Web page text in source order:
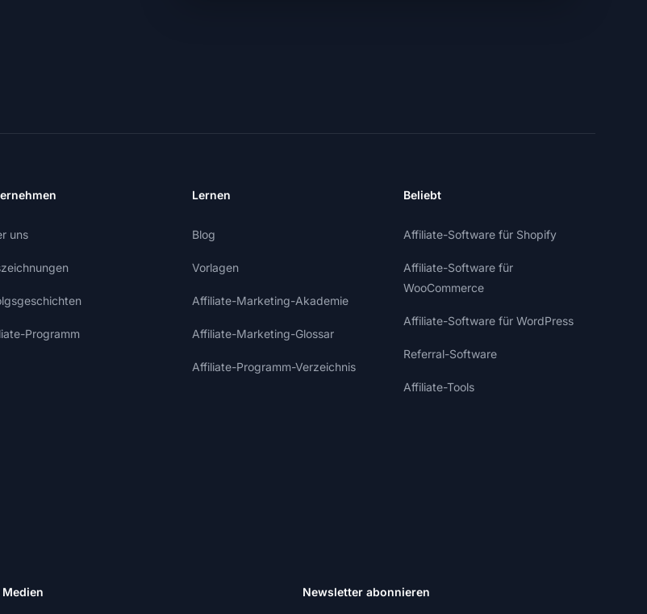
uns
Programm
Lernen
Blog
Vorlagen
Affiliate-Marketing-Akademie
Affiliate-Marketing-Glossar
Affiliate-Programm-Verzeichnis
Beliebt
Affiliate-Software für Shopify
Affiliate-Software für
WooCommerce
Affiliate-Software für WordPress
Referral-Software
Affiliate-Tools
Newsletter abonnieren